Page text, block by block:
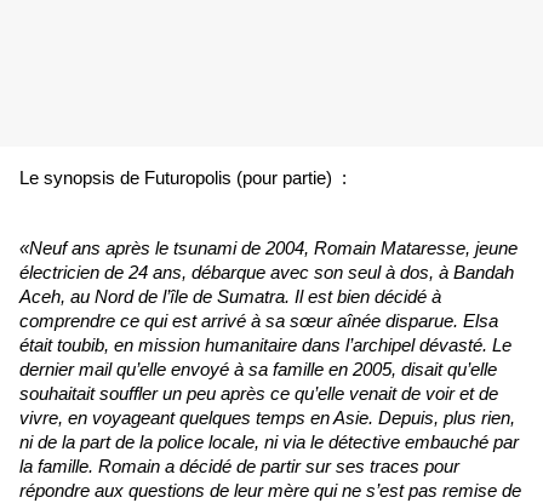
Le synopsis de Futuropolis (pour partie) :
«Neuf ans après le tsunami de 2004, Romain Mataresse, jeune
électricien de 24 ans, débarque avec son seul à dos, à Bandah
Aceh, au Nord de l’île de Sumatra. Il est bien décidé à
comprendre ce qui est arrivé à sa sœur aînée disparue. Elsa
était toubib, en mission humanitaire dans l’archipel dévasté. Le
dernier mail qu’elle envoyé à sa famille en 2005, disait qu’elle
souhaitait souffler un peu après ce qu’elle venait de voir et de
vivre, en voyageant quelques temps en Asie. Depuis, plus rien,
ni de la part de la police locale, ni via le détective embauché par
la famille. Romain a décidé de partir sur ses traces pour
répondre aux questions de leur mère qui ne s’est pas remise de